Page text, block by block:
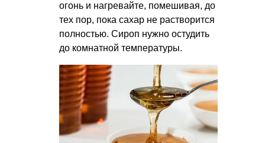
огонь и нагревайте, помешивая, до
тех пор, пока сахар не растворится
полностью. Сироп нужно остудить
до комнатной температуры.